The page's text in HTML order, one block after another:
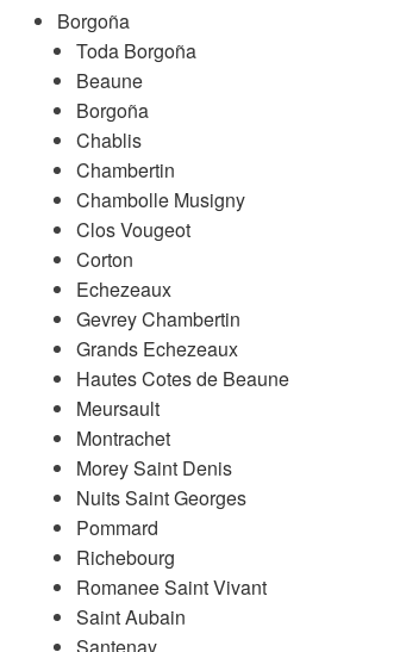
Borgoña
Toda Borgoña
Beaune
Borgoña
Chablis
Chambertin
Chambolle Musigny
Clos Vougeot
Corton
Echezeaux
Gevrey Chambertin
Grands Echezeaux
Hautes Cotes de Beaune
Meursault
Montrachet
Morey Saint Denis
Nuits Saint Georges
Pommard
Richebourg
Romanee Saint Vivant
Saint Aubain